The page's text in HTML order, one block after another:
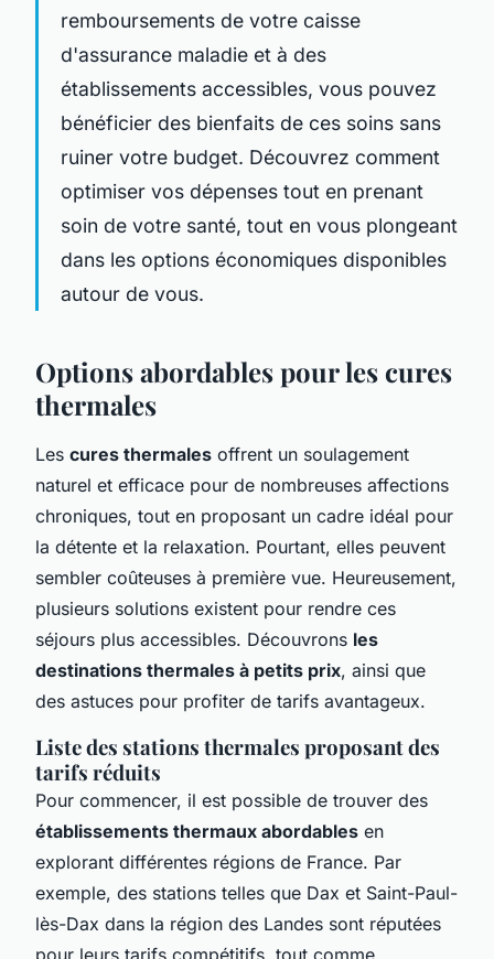
remboursements de votre caisse
d'assurance maladie et à des
établissements accessibles, vous pouvez
bénéficier des bienfaits de ces soins sans
ruiner votre budget. Découvrez comment
optimiser vos dépenses tout en prenant
soin de votre santé, tout en vous plongeant
dans les options économiques disponibles
autour de vous.
Options abordables pour les cures
thermales
Les cures thermales offrent un soulagement
naturel et efficace pour de nombreuses affections
chroniques, tout en proposant un cadre idéal pour
la détente et la relaxation. Pourtant, elles peuvent
sembler coûteuses à première vue. Heureusement,
plusieurs solutions existent pour rendre ces
séjours plus accessibles. Découvrons les
destinations thermales à petits prix, ainsi que
des astuces pour profiter de tarifs avantageux.
Liste des stations thermales proposant des
tarifs réduits
Pour commencer, il est possible de trouver des
établissements thermaux abordables en
explorant différentes régions de France. Par
exemple, des stations telles que Dax et Saint-Paul-
lès-Dax dans la région des Landes sont réputées
pour leurs tarifs compétitifs, tout comme